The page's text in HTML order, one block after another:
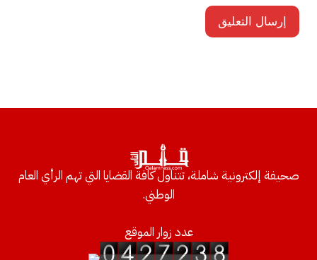
صحيفة إلكترونية شاملة، تتناول كافة القضايا التي تهم الرأي العام
الوطني.
عدد زوار الموقع